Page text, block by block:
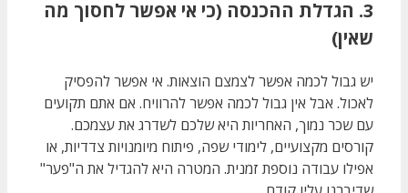
3. הגדלת ההכנסה (כי אי אפשר לחסוך מה
שאין)
יש גבול לכמה אפשר לצמצם הוצאות. אי אפשר להפסיק
לאכול. אבל אין גבול לכמה אפשר להרוויח. אם אתם תקועים
עם שכר נמוך, האחריות היא שלכם לשדרג את עצמכם.
קורסים מקצועיים, לימודי שפה, פיתוח מיומנויות צדדיות, או
אפילו עבודה נוספת זמנית. המטרה היא להגדיל את ה"פער"